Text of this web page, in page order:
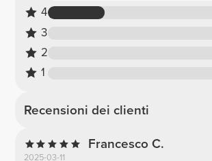
4
3
2
1
Recensioni dei clienti
Francesco C.
2025-03-11